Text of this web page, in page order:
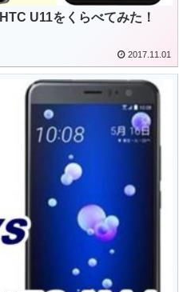
U11をくらべてみた！
2017.11.01